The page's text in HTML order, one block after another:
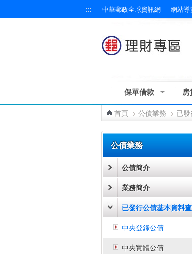
::: 中華郵政全球資訊網 網站
保單借款
首頁 > 公債業務 > 已
公債業務
公債簡介
業務簡介
已發行公債基本資料
中央登錄公債
中央實體公債